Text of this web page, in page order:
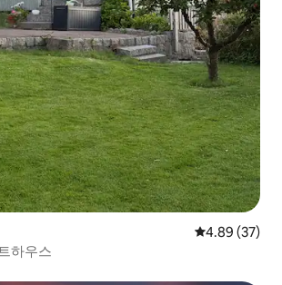
평점 4.89점(5
4.89 (37)
하우스